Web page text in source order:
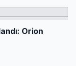
Orion